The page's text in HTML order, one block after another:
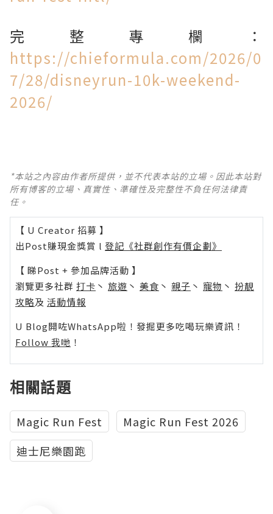
完整專欄：
https://chieformula.com/2026/0
7/28/disneyrun-10k-weekend-
2026/
*本站之內容由作者所提供，並不代表本站的立場。因此本站對
所有博客的立場、真實性、準確性及完整性不負任何法律責
任。
【 U Creator 招募 】
出Post賺現金獎賞 l 登記《社群創作有價企劃》
【 睇Post + 參加品牌活動 】
瀏覽更多社群 打卡 丶 旅遊 丶 美食 丶 親子 丶 寵物 丶 扮靚
攻略及 活動情報
U Blog開咗WhatsApp啦！發掘更多吃喝玩樂資訊！
Follow 我哋 ！
相關話題
Magic Run Fest
Magic Run Fest 2026
迪士尼樂園跑